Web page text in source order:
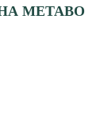
METABO